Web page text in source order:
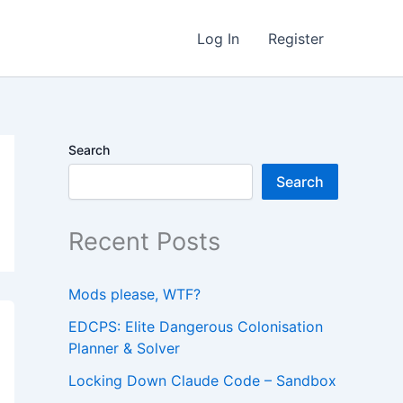
Log In Register
Search
Search
Recent Posts
Mods please, WTF?
EDCPS: Elite Dangerous Colonisation
Planner & Solver
Locking Down Claude Code – Sandbox